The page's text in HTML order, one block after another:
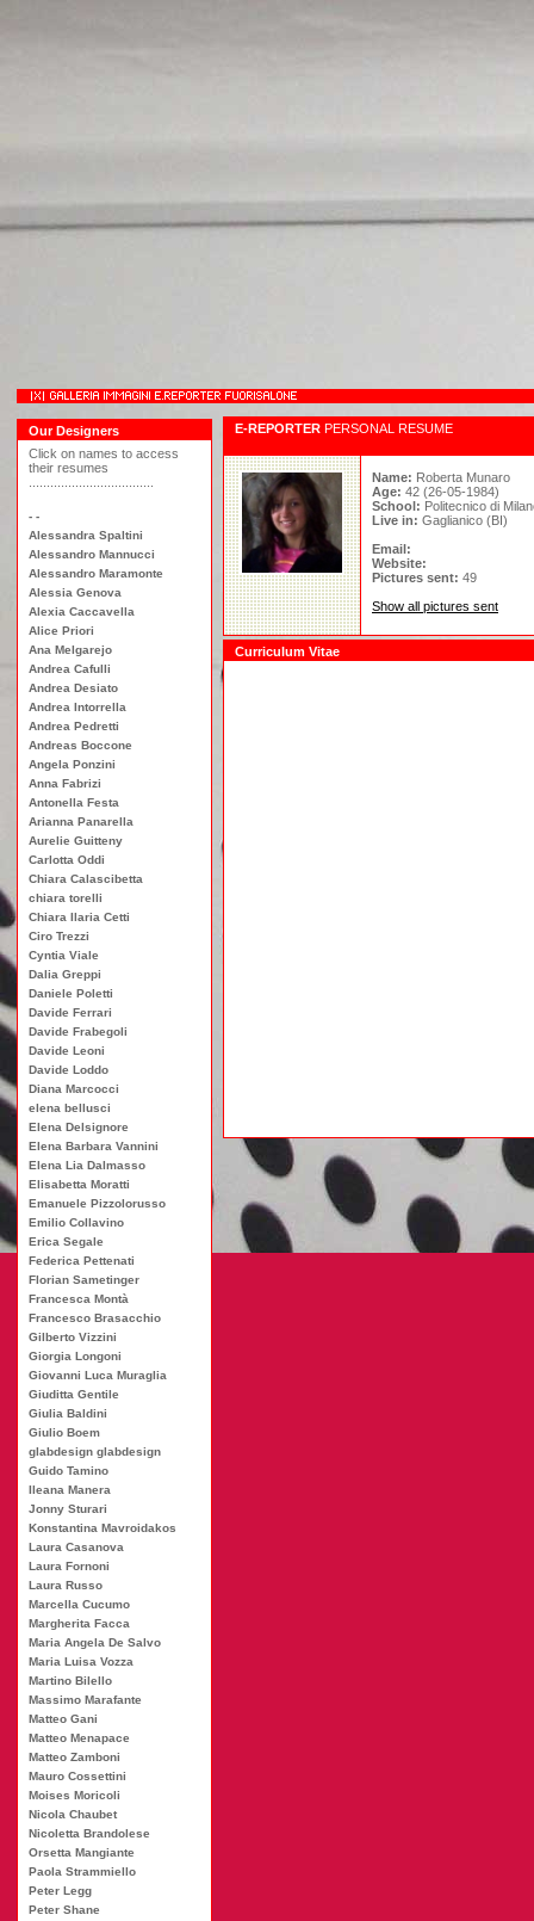
Our Designers
Click on names to access
their resumes
- -
Alessandra Spaltini
Alessandro Mannucci
Alessandro Maramonte
Alessia Genova
Alexia Caccavella
Alice Priori
Ana Melgarejo
Andrea Cafulli
Andrea Desiato
Andrea Intorrella
Andrea Pedretti
Andreas Boccone
Angela Ponzini
Anna Fabrizi
Antonella Festa
Arianna Panarella
Aurelie Guitteny
Carlotta Oddi
Chiara Calascibetta
chiara torelli
Chiara Ilaria Cetti
Ciro Trezzi
Cyntia Viale
Dalia Greppi
Daniele Poletti
Davide Ferrari
Davide Frabegoli
Davide Leoni
Davide Loddo
Diana Marcocci
elena bellusci
Elena Delsignore
Elena Barbara Vannini
Elena Lia Dalmasso
Elisabetta Moratti
Emanuele Pizzolorusso
Emilio Collavino
Erica Segale
Federica Pettenati
Florian Sametinger
Francesca Montà
Francesco Brasacchio
Gilberto Vizzini
Giorgia Longoni
Giovanni Luca Muraglia
Giuditta Gentile
Giulia Baldini
Giulio Boem
glabdesign glabdesign
Guido Tamino
Ileana Manera
Jonny Sturari
Konstantina Mavroidakos
Laura Casanova
Laura Fornoni
Laura Russo
Marcella Cucumo
Margherita Facca
Maria Angela De Salvo
Maria Luisa Vozza
Martino Bilello
Massimo Marafante
Matteo Gani
Matteo Menapace
Matteo Zamboni
Mauro Cossettini
Moises Moricoli
Nicola Chaubet
Nicoletta Brandolese
Orsetta Mangiante
Paola Strammiello
Peter Legg
Peter Shane
E-REPORTER PERSONAL RESUME
Name: Roberta Munaro
Age: 42 (26-05-1984)
School: Politecnico di
Live in: Gaglianico (BI)
Email:
Website:
Pictures sent: 49
Show all pictures sent
Curriculum Vitae